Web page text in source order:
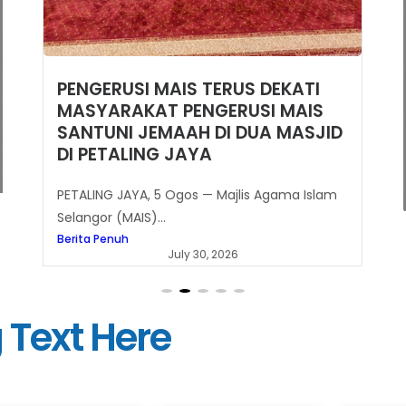
TERUS DEKATI MASYARAKAT
Pengerusi MAIS Santuni Jemaah
di Dua Masjid Di Petaling Jaya
Selangor (MAIS)...
Berita Penuh
Here